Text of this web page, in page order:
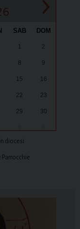
SAB DOM
1 2
8 9
15 16
22 23
29 30
diocesi
Parrocchie